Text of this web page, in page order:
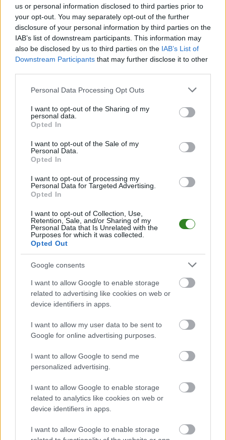
us or personal information disclosed to third parties prior to
your opt-out. You may separately opt-out of the further
disclosure of your personal information by third parties on the
IAB’s list of downstream participants. This information may
also be disclosed by us to third parties on the IAB’s List of
Downstream Participants that may further disclose it to other
Please note that this website/app uses one or more Google
not limited to your visit or usage behaviour. You may click to
grant or deny consent to Google and its third-party tags to
use your data for below specified purposes in below Google
consent section.
Personal Data Processing Opt Outs
I want to opt-out of the Sharing of my
personal data.
Opted In
I want to opt-out of the Sale of my
Personal Data.
Opted In
I want to opt-out of processing my
Personal Data for Targeted Advertising.
Opted In
I want to opt-out of Collection, Use,
Retention, Sale, and/or Sharing of my
Personal Data that Is Unrelated with the
Purposes for which it was collected.
Opted Out
Google consents
I want to allow Google to enable storage
related to advertising like cookies on web or
device identifiers in apps.
I want to allow my user data to be sent to
Google for online advertising purposes.
I want to allow Google to send me
personalized advertising.
I want to allow Google to enable storage
related to analytics like cookies on web or
device identifiers in apps.
I want to allow Google to enable storage
Więcej o lidze: Ekstraklasa
CZYTAJ TAKŻE
2026-08-05 22:18
Budapeszcie!
Ferencvaros z
minimalną zaliczką
przed rewanżem
2026-08-04 12:54
Zabrze trafi do
Motoru Lublin.
wykupu
2026-07-29 18:49
Korona Kielce -
transmisja na żywo.
Gdzie oglądać?
(01.08.2026)
KOMENTARZE
Uwaga!
Teraz komentarze są domyślnie ukryte, aby poprawić
„Zobacz komentarze”, aby je wyświetlić i dołączyć do
dyskusji.
Zobacz komentarze
NASTĘPNY ARTYKUŁ
2025-04-21 14:58